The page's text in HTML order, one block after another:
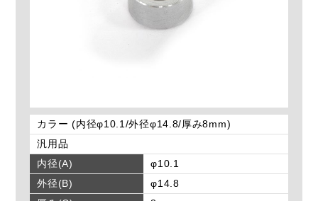
カラー (内径φ10.1/外径φ14.8/厚み8mm)
汎用品
内径(A)
φ10.1
外径(B)
φ14.8